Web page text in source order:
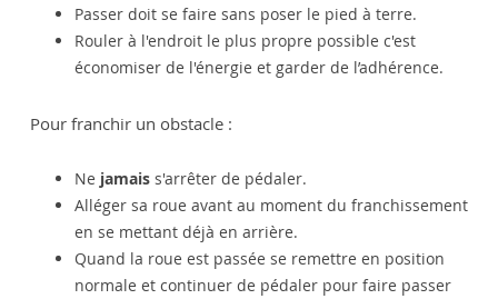
Passer doit se faire sans poser le pied à terre.
Rouler à l'endroit le plus propre possible c'est
économiser de l'énergie et garder de l’adhérence.
Pour franchir un obstacle :
Ne jamaiss'arrêter de pédaler.
Alléger sa roue avant au moment du franchissement
en se mettant déjà en arrière.
Quand la roue est passée se remettre en position
normale et continuer de pédaler pour faire passer